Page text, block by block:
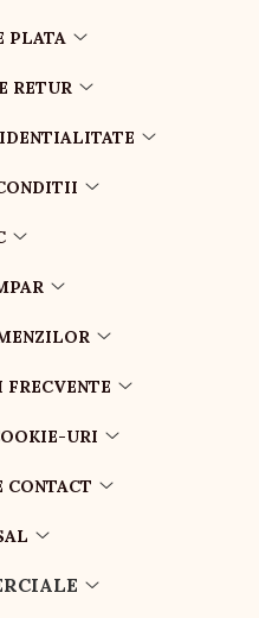
PLATA
RETUR
URI
CONTACT